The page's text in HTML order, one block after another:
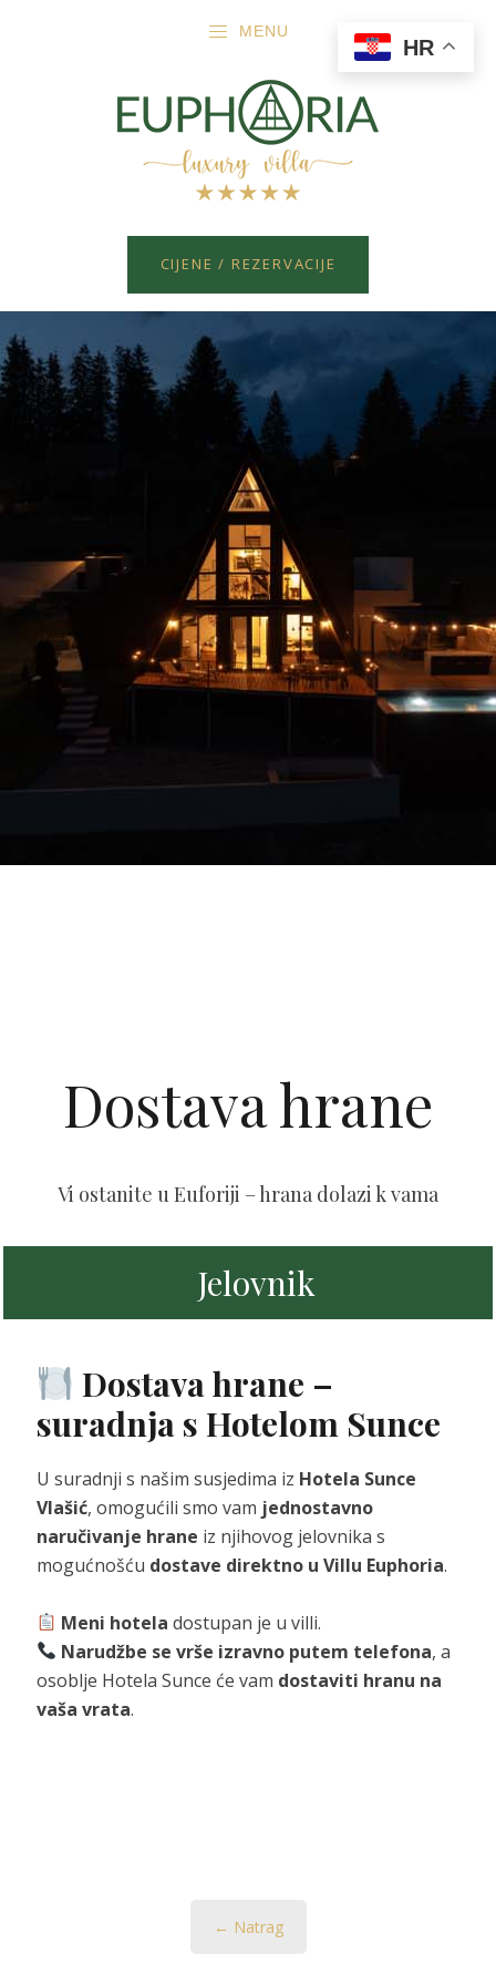
MENU
CIJENE / REZERVACIJE
Dostava hrane
Vi ostanite u Euforiji – hrana dolazi k vama
Jelovnik
Dostava hrane –
suradnja s Hotelom Sunce
U suradnji s našim susjedima iz Hotela Sunce
Vlašić, omogućili smo vam jednostavno
naručivanje hrane iz njihovog jelovnika s
mogućnošću dostave direktno u Villu Euphoria.
Meni hotela dostupan je u villi.
Narudžbe se vrše izravno putem telefona, a
osoblje Hotela Sunce će vam dostaviti hranu na
vaša vrata.
← Natrag
HR